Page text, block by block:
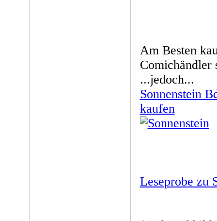
Am Besten
Comichändler
...jedoch...
Sonnenstein
kaufen
Leseprobe zu